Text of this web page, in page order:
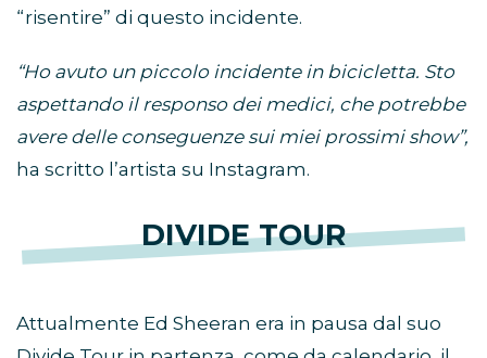
“risentire” di questo incidente.
“Ho avuto un piccolo incidente in bicicletta. Sto
aspettando il responso dei medici, che potrebbe
avere delle conseguenze sui miei prossimi show”,
ha scritto l’artista su Instagram.
DIVIDE TOUR
Attualmente Ed Sheeran era in pausa dal suo